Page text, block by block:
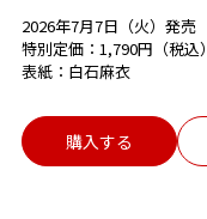
2026年7月7日（火）発売
特別定価：1,790円（税込）
表紙：白石麻衣
購入する